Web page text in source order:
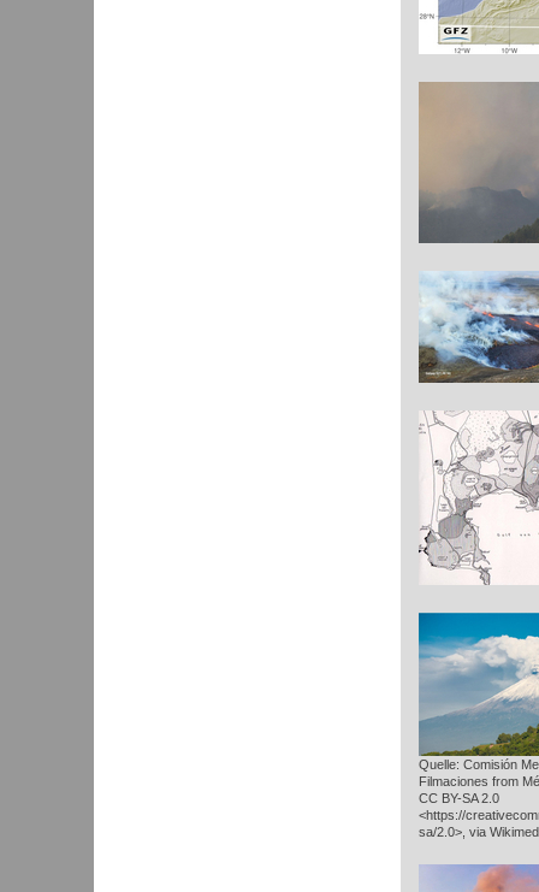
Quelle: Comisión
Filmaciones from
CC BY-SA 2.0
<https://
sa/2.0>, via